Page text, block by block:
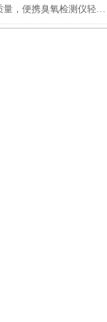
守护空气质量，便携臭氧检测仪轻松上阵